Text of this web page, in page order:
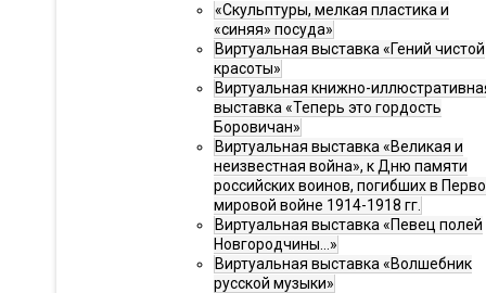
«Скульптуры, мелкая пластика и
«синяя» посуда»
Виртуальная выставка «Гений чистой
красоты»
Виртуальная книжно-
выставка «Теперь это гордость
Боровичан»
Виртуальная выставка «Великая и
неизвестная война», к Дню памяти
российских воинов, погибших в
мировой войне 1914-1918 гг.
Виртуальная выставка «Певец полей
Новгородчины…»
Виртуальная выставка «Волшебник
русской музыки»